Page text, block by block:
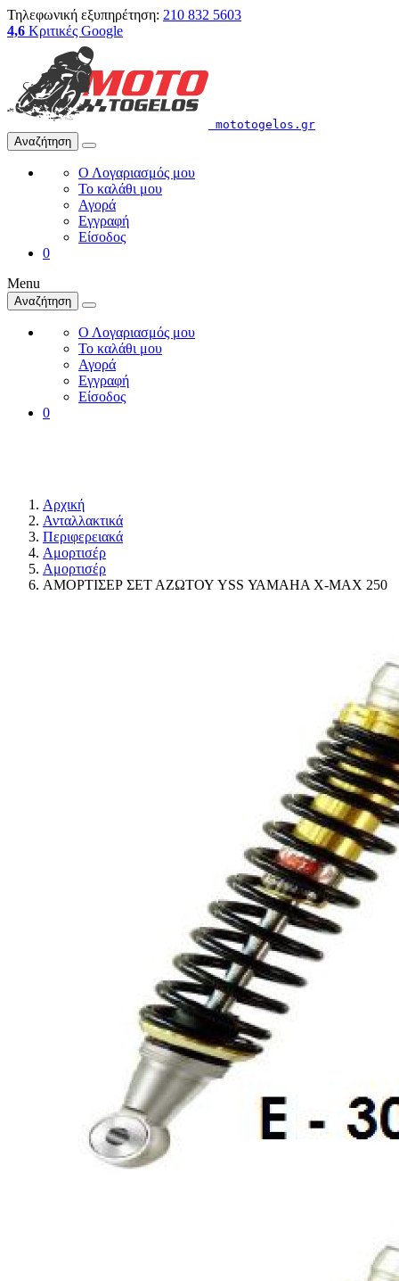
Τηλεφωνική εξυπηρέτηση: 210 832 5603
4,6 Κριτικές Google
mototogelos.gr
Αναζήτηση
Ο Λογαριασμός μου
Το καλάθι μου
Αγορά
Εγγραφή
Είσοδος
0
Menu
Αναζήτηση
Ο Λογαριασμός μου
Το καλάθι μου
Αγορά
Εγγραφή
Είσοδος
0
Αρχική
Ανταλλακτικά
Περιφερειακά
Αμορτισέρ
Αμορτισέρ
ΑΜΟΡΤΙΣΕΡ ΣΕΤ ΑΖΩΤΟΥ YSS ΥΑΜΑΗΑ Χ-ΜΑΧ 250